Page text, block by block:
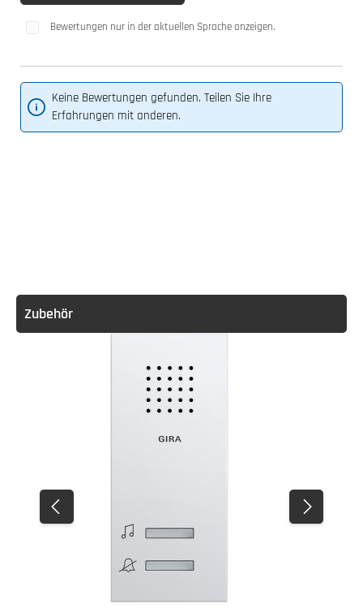
Bewertungen nur in der aktuellen Sprache anzeigen.
Keine Bewertungen gefunden. Teilen Sie Ihre
Erfahrungen mit anderen.
Zubehör